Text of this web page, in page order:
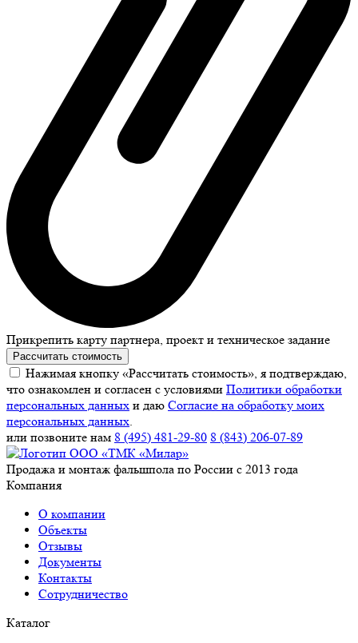
Прикрепить карту партнера, проект и техническое задание
Рассчитать стоимость
Нажимая кнопку «Рассчитать стоимость», я подтверждаю,
что ознакомлен и согласен с условиями Политики обработки
персональных данных и даю Согласие на обработку моих
персональных данных.
или позвоните нам 8 (495) 481-29-80 8 (843) 206-07-89
Продажа и монтаж фальшпола по России с 2013 года
Компания
О компании
Объекты
Отзывы
Документы
Контакты
Сотрудничество
Каталог